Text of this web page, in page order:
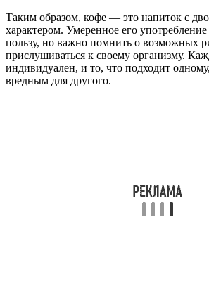
Таким образом, кофе — это напиток с
характером. Умеренное его
пользу, но важно помнить о возможных
прислушиваться к своему организму.
индивидуален, и то, что подходит
вредным для другого.